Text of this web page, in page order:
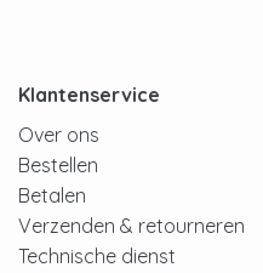
Klantenservice
Over ons
Bestellen
Betalen
Verzenden & retourneren
Technische dienst